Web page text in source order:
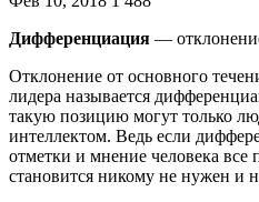
Дифференциация —
Отклонение от основного
лидера называется
такую позицию могут только
интеллектом. Ведь если
отметки и мнение человека все
становится никому не нужен и